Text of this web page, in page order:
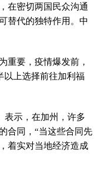
在密切两国民众沟通
替代的独特作用。中
重要，疫情爆发前，
以上选择前往加利福
表示，在加州，许多
合同，“当这些合同先
着实对当地经济造成